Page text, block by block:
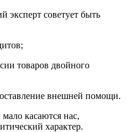
товаров двойного
внешней помощи.
касаются нас,
характер.